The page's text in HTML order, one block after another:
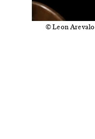
© Leon Arevalo